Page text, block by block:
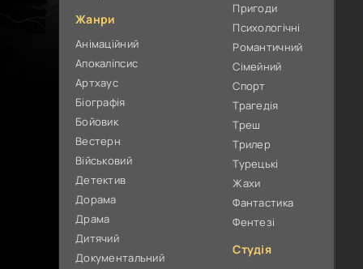
Жанри
Анімаційний
Апокаліпсис
Артхаус
Біографія
Бойовик
Вестерн
Військовий
Детектив
Дорама
Драма
Дитячий
Документальний
Пригоди
Психологічні
Романтичний
Сімейний
Спорт
Трагедія
Треш
Трилер
Турецькі
Жахи
Фантастика
Фентезі
Студія